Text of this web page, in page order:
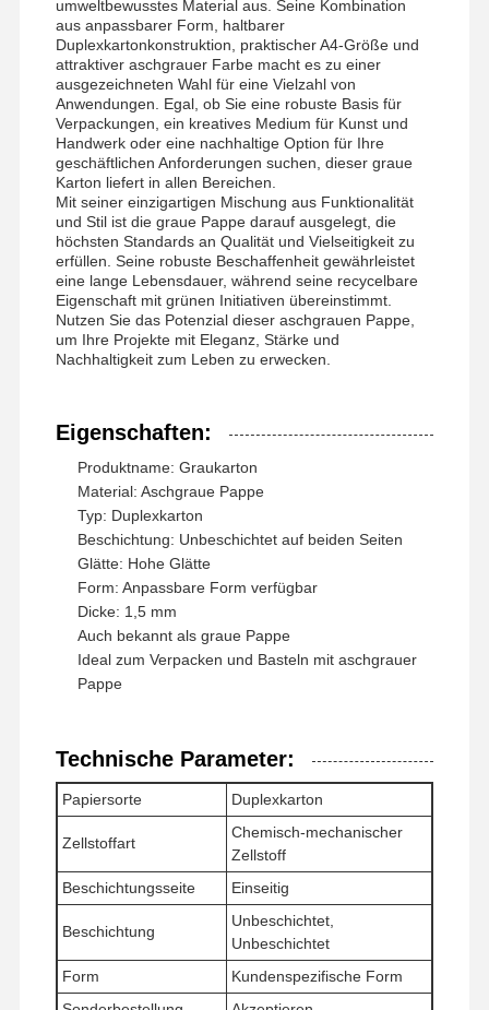
Werksbesicht
Igung
Qualitätskont
Rolle
Kontaktieren
Sie Uns
Neuigkeiten
Fälle Blog
Grauer Karton
Duplexbrett
Elfenbein-Brett-Papier
Farbpapier
Kraftpapier
Aufgeschlagene Pappe
Zeitungspapier-Papier
Kopierpapier
Papierdrahtspulen
Kuchenbrett
umweltbewusstes Material aus. Seine Kombination
aus anpassbarer Form, haltbarer
Duplexkartonkonstruktion, praktischer A4-Größe und
attraktiver aschgrauer Farbe macht es zu einer
ausgezeichneten Wahl für eine Vielzahl von
Anwendungen. Egal, ob Sie eine robuste Basis für
Verpackungen, ein kreatives Medium für Kunst und
Handwerk oder eine nachhaltige Option für Ihre
geschäftlichen Anforderungen suchen, dieser graue
Karton liefert in allen Bereichen.
Mit seiner einzigartigen Mischung aus Funktionalität
und Stil ist die graue Pappe darauf ausgelegt, die
höchsten Standards an Qualität und Vielseitigkeit zu
erfüllen. Seine robuste Beschaffenheit gewährleistet
eine lange Lebensdauer, während seine recycelbare
Eigenschaft mit grünen Initiativen übereinstimmt.
Nutzen Sie das Potenzial dieser aschgrauen Pappe,
um Ihre Projekte mit Eleganz, Stärke und
Nachhaltigkeit zum Leben zu erwecken.
Eigenschaften:
Produktname: Graukarton
Material: Aschgraue Pappe
Typ: Duplexkarton
Beschichtung: Unbeschichtet auf beiden Seiten
Glätte: Hohe Glätte
Form: Anpassbare Form verfügbar
Dicke: 1,5 mm
Auch bekannt als graue Pappe
Ideal zum Verpacken und Basteln mit aschgrauer
Pappe
Technische Parameter:
Papiersorte Duplexkarton
Zellstoffart
Chemisch-mechanischer
Zellstoff
Beschichtungsseite
Einseitig
Beschichtung
Unbeschichtet,
Unbeschichtet
Form
Kundenspezifische Form